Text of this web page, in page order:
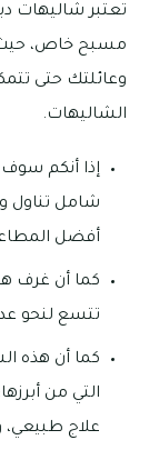
تعتبر شاليهات
مسبح خاص،
وعائلتك حتى
الشاليهات.
إذا أنكم
شامل تناول
أفضل
كما أن غرف
تتسع لنحو عدد 8
كما أن هذه
التي من
علاج طبيعي،